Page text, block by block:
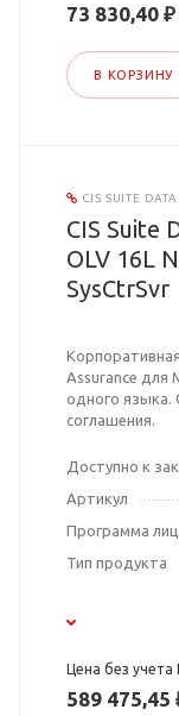
73 830,40 ₽
В КОРЗИНУ
CIS SUITE
CIS Suite
OLV 16L
SysCtrSvr
Assurance для
одного языка.
соглашения.
Доступно к
Артикул
Программа
Тип продукта
Цена без
589 475,45